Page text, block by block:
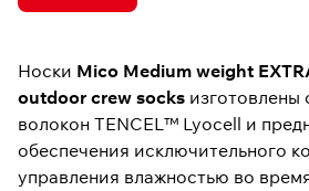
Носки Mico Medium weight
outdoor crew socks изготовлены
волокон TENCEL™ Lyocell и
обеспечения исключительного
управления влажностью во